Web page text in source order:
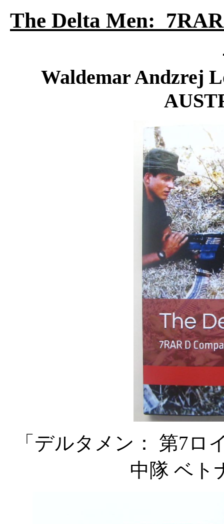
The Delta Men:
Waldemar Andzrej
「デルタメン： 第7ロ
中隊 ベト